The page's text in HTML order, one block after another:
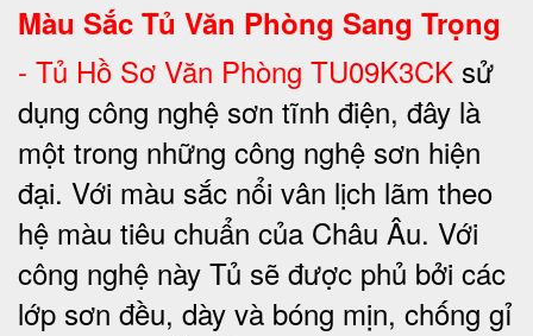
Màu Sắc Tủ Văn Phòng Sang Trọng
- Tủ Hồ Sơ Văn Phòng TU09K3CK sử
dụng công nghệ sơn tĩnh điện, đây là
một trong những công nghệ sơn hiện
đại. Với màu sắc nổi vân lịch lãm theo
hệ màu tiêu chuẩn của Châu Âu. Với
công nghệ này Tủ sẽ được phủ bởi các
lớp sơn đều, dày và bóng mịn, chống gỉ